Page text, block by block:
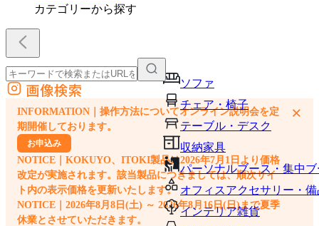
カテゴリーから探す
ソファ
チェア・椅子
テーブル・デスク
収納家具
パーソナルブース・集中
オフィスアクセサリー・備
インテリア雑貨
外部サイトの商品をカートに追加
他のサイトで見つけた商品ページのURLを貼り付けて、カートに追加できます
画像検索
INFORMATION｜操作方法についてオンライン説明会を定
期開催しております。
お申込み
NOTICE｜KOKUYO、ITOKI製品は2026年7月1日より価格
改定が実施されます。該当製品につきましては、順次サイ
ト内の表示価格を更新いたします。
NOTICE｜2026年8月8日(土) ～ 2026年8月16日(日)まで夏季
休業とさせていただきます。
×